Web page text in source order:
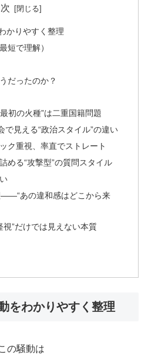
かりやすく整理
短で理解）
だったのか？
初の火種”は二重国籍問題
見える“政治スタイル”の違い
ク重視、率直でストレート
める“攻撃型”の質問スタイル
あの違和感はどこから来
”だけでは見えない本質
をわかりやすく整理
の騒動は